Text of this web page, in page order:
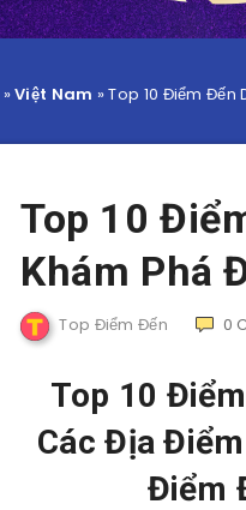
»Việt Nam »Top 10 Điểm Đến
Top 10
Khám Phá
Top Điểm Đến 0
Top 10
Các Địa
Điểm